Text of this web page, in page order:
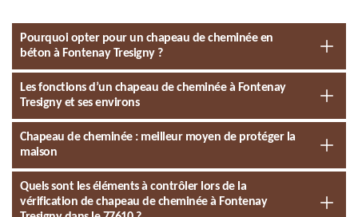
Pourquoi opter pour un chapeau de cheminée en
béton à Fontenay Tresigny ?
Les fonctions d’un chapeau de cheminée à Fontenay
Tresigny et ses environs
Chapeau de cheminée : meilleur moyen de protéger la
maison
Quels sont les éléments à contrôler lors de la
vérification de chapeau de cheminée à Fontenay